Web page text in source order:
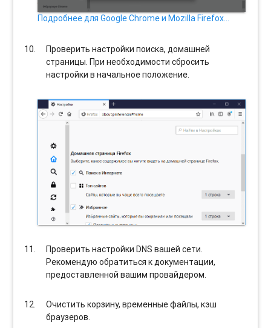
Подробнее для Google Chrome и Mozilla Firefox…
Проверить настройки поиска, домашней
страницы. При необходимости сбросить
настройки в начальное положение.
Проверить настройки DNS вашей сети.
Рекомендую обратиться к документации,
предоставленной вашим провайдером.
Очистить корзину, временные файлы, кэш
браузеров.